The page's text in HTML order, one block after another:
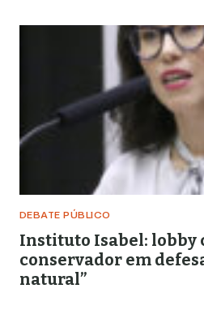
DEBATE PÚBLICO
Instituto Isabel: lobby
conservador em
natural”